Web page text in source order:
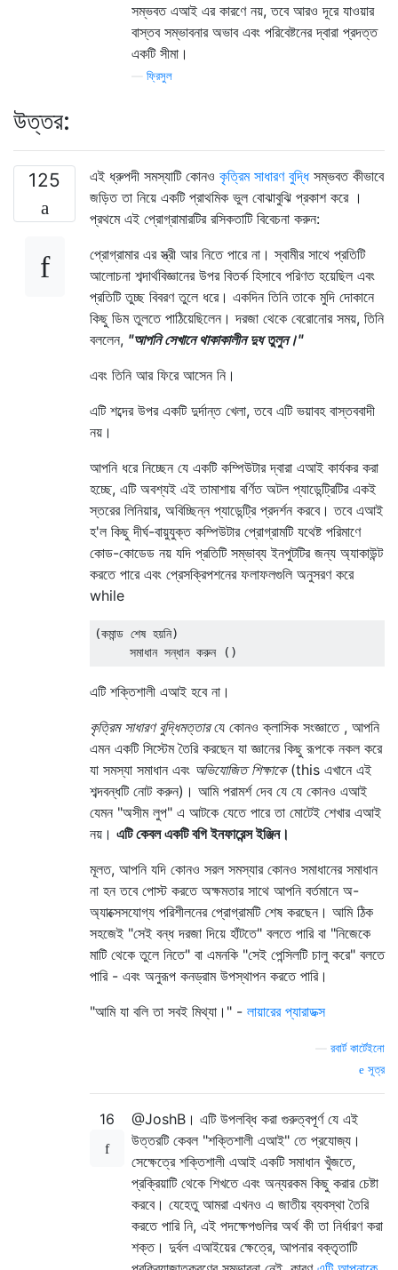
সম্ভবত এআই এর কারণে নয়, তবে আরও দূরে যাওয়ার
বাস্তব সম্ভাবনার অভাব এবং পরিবেষ্টনের দ্বারা প্রদত্ত
একটি সীমা।
ফ্রিসুল
উত্তর:
125 এই ধ্রুপদী সমস্যাটি কোনও কৃত্রিম সাধারণ বুদ্ধিসম্ভবত কীভাবে
জড়িত তা নিয়ে একটি প্রাথমিক ভুল বোঝাবুঝি প্রকাশ করে ।
প্রথমে এই প্রোগ্রামারটির রসিকতাটি বিবেচনা করুন:
প্রোগ্রামার এর স্ত্রী আর নিতে পারে না। স্বামীর সাথে প্রতিটি
আলোচনা শব্দার্থবিজ্ঞানের উপর বিতর্ক হিসাবে পরিণত হয়েছিল এবং
প্রতিটি তুচ্ছ বিবরণ তুলে ধরে। একদিন তিনি তাকে মুদি দোকানে
কিছু ডিম তুলতে পাঠিয়েছিলেন। দরজা থেকে বেরোনোর ​​সময়, তিনি
বললেন, "আপনি সেখানে থাকাকালীন দুধ তুলুন।"
এবং তিনি আর ফিরে আসেন নি।
এটি শব্দের উপর একটি দুর্দান্ত খেলা, তবে এটি ভয়াবহ বাস্তববাদী
নয়।
আপনি ধরে নিচ্ছেন যে একটি কম্পিউটার দ্বারা এআই কার্যকর করা
হচ্ছে, এটি অবশ্যই এই তামাশায় বর্ণিত অটল প্যাডেন্ট্রিটির একই
স্তরের লিনিয়ার, অবিচ্ছিন্ন প্যাডেন্ট্রি প্রদর্শন করবে। তবে এআই
হ'ল কিছু দীর্ঘ-বায়ুযুক্ত কম্পিউটার প্রোগ্রামটি যথেষ্ট পরিমাণে
কোড-কোডেড নয় যদি প্রতিটি সম্ভাব্য ইনপুটটির জন্য অ্যাকাউন্ট
করতে পারে এবং প্রেসক্রিপশনের ফলাফলগুলি অনুসরণ করে
while
(কমান্ড শেষ হয়নি)
এটি শক্তিশালী এআই হবে না।
কৃত্রিম সাধারণ বুদ্ধিমত্তারযে কোনও ক্লাসিক সংজ্ঞাতে , আপনি
এমন একটি সিস্টেম তৈরি করছেন যা জ্ঞানের কিছু রূপকে নকল করে
যা সমস্যা সমাধান এবং অভিযোজিত শিক্ষাকে(this এখানে এই
শব্দবন্ধটি নোট করুন)। আমি পরামর্শ দেব যে যে কোনও এআই
যেমন "অসীম লুপ" এ আটকে যেতে পারে তা মোটেই শেখার এআই
নয়। এটি কেবল একটি বগি ইনফারেন্স ইঞ্জিন।
মূলত, আপনি যদি কোনও সরল সমস্যার কোনও সমাধানের সমাধান
না হন তবে পোস্ট করতে অক্ষমতার সাথে আপনি বর্তমানে অ-
অ্যাক্সেসযোগ্য পরিশীলনের প্রোগ্রামটি শেষ করছেন। আমি ঠিক
সহজেই "সেই বন্ধ দরজা দিয়ে হাঁটতে" বলতে পারি বা "নিজেকে
মাটি থেকে তুলে নিতে" বা এমনকি "সেই পেন্সিলটি চালু করে" বলতে
পারি - এবং অনুরূপ কনড্রাম উপস্থাপন করতে পারি।
"আমি যা বলি তা সবই মিথ্যা।" - লায়ারের প্যারাডক্স
রবার্ট কার্টেইনো
সূত্র
16
@JoshB। এটি উপলব্ধি করা গুরুত্বপূর্ণ যে এই
উত্তরটি কেবল "শক্তিশালী এআই" তে প্রযোজ্য।
সেক্ষেত্রে শক্তিশালী এআই একটি সমাধান খুঁজতে,
প্রক্রিয়াটি থেকে শিখতে এবং অন্যরকম কিছু করার চেষ্টা
করবে। যেহেতু আমরা এখনও এ জাতীয় ব্যবস্থা তৈরি
করতে পারি নি, এই পদক্ষেপগুলির অর্থ কী তা নির্ধারণ করা
শক্ত। দুর্বল এআইয়ের ক্ষেত্রে, আপনার বক্তৃতাটি